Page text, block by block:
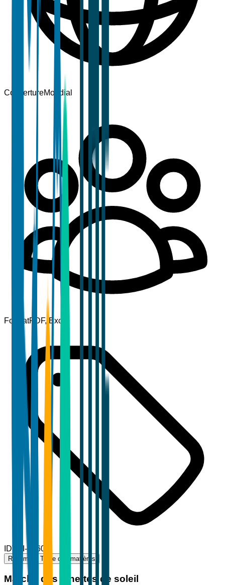
CouvertureMondial
FormatPDF, Excel
IDTBI-32606
Résumé Table des matières
Marché des lunettes de soleil